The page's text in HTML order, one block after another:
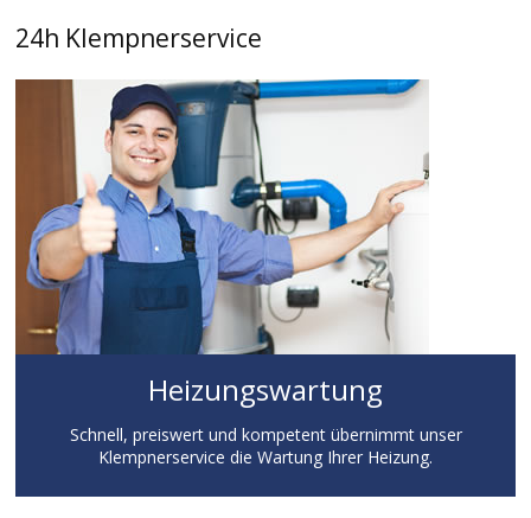
24h Klempnerservice
Heizungswartung
Schnell, preiswert und kompetent übernimmt unser
Klempnerservice die Wartung Ihrer Heizung.